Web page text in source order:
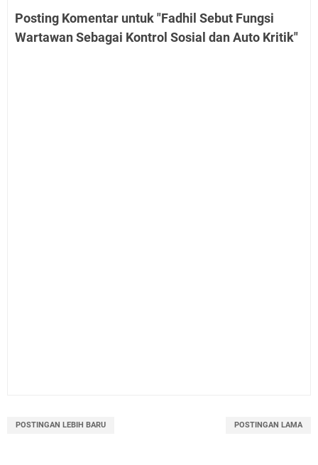
Posting Komentar untuk "Fadhil Sebut Fungsi
Wartawan Sebagai Kontrol Sosial dan Auto Kritik"
POSTINGAN LEBIH BARU POSTINGAN LAMA